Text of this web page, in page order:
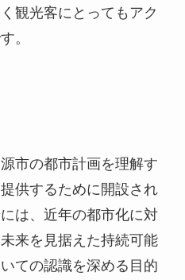
市の都市計画を理解す
来を見据えた持続可能
て炭鉱業を中心に発展
では産業構造の転換と
て成長を遂げていま